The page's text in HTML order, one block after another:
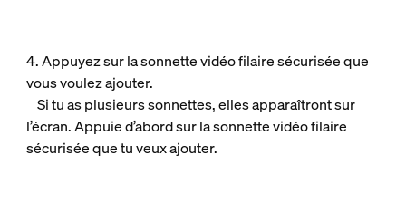
4. Appuyez sur la sonnette vidéo filaire sécurisée que
vous voulez ajouter.
Si tu as plusieurs sonnettes, elles apparaîtront sur
l’écran. Appuie d’abord sur la sonnette vidéo filaire
sécurisée que tu veux ajouter.